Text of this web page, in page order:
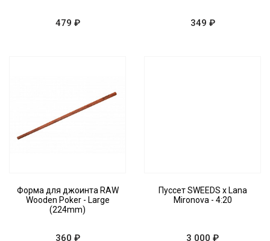
479 ₽ 349 ₽
Форма для джоинта RAW
Wooden Poker - Large
(224mm)
360 ₽
Пуссет SWEEDS x Lana
Mironova - 4:20
3 000 ₽